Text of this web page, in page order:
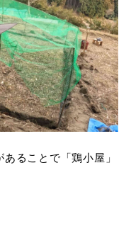
ることで「鶏小屋」